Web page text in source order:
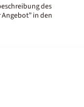
des
in den